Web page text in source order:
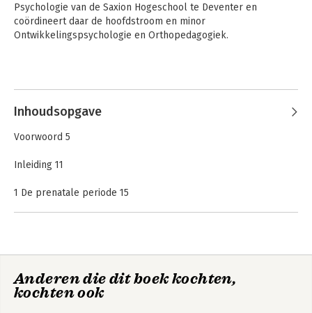
Psychologie van de Saxion Hogeschool te Deventer en
coördineert daar de hoofdstroom en minor
Ontwikkelingspsychologie en Orthopedagogiek.
Inhoudsopgave
Voorwoord 5
Inleiding 11
1 De prenatale periode 15
Samenvatting 34
Begrippenlijst 35
Anderen die dit boek kochten,
kochten ook